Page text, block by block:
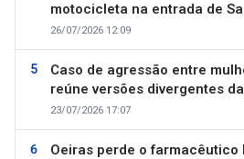
motocicleta na entrada de
26/07/2026 12:09
Caso de agressão entre
reúne versões divergentes
23/07/2026 17:07
Oeiras perde o farmacêutico